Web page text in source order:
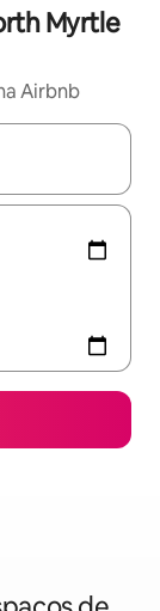
Myrtle
Airbnb
navegue com